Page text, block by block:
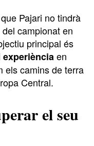
Pajari no tindrà
campionat en
principal és
experiènciaen
els camins de terra
Central.
el seu